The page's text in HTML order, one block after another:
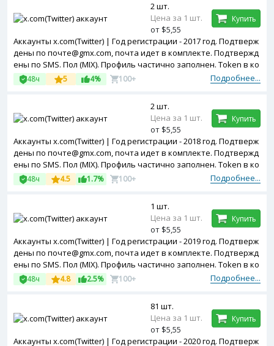
Аккаунты x.com(Twitter) | Год регистрации - 2017 год. Подтверж
дены по почте@gmx.com, почта идет в комплекте. Подтвержд
ены по SMS. Пол (MIX). Профиль частично заполнен. Token в ко
мплекте.
Подробнее...
48ч 5 4% 100+
2 шт.
Цена за 1 шт.
от $5,55
Купить
Аккаунты x.com(Twitter) | Год регистрации - 2018 год. Подтверж
дены по почте@gmx.com, почта идет в комплекте. Подтвержд
ены по SMS. Пол (MIX). Профиль частично заполнен. Token в ко
мплекте.
Подробнее...
48ч 4.5 1.7% 100+
2 шт.
Цена за 1 шт.
от $5,55
Купить
Аккаунты x.com(Twitter) | Год регистрации - 2019 год. Подтверж
дены по почте@gmx.com, почта идет в комплекте. Подтвержд
ены по SMS. Пол (MIX). Профиль частично заполнен. Token в ко
мплекте.
Подробнее...
48ч 4.8 2.5% 100+
1 шт.
Цена за 1 шт.
от $5,55
Купить
Аккаунты x.com(Twitter) | Год регистрации - 2020 год. Подтверж
81 шт.
Цена за 1 шт.
от $5,55
Купить